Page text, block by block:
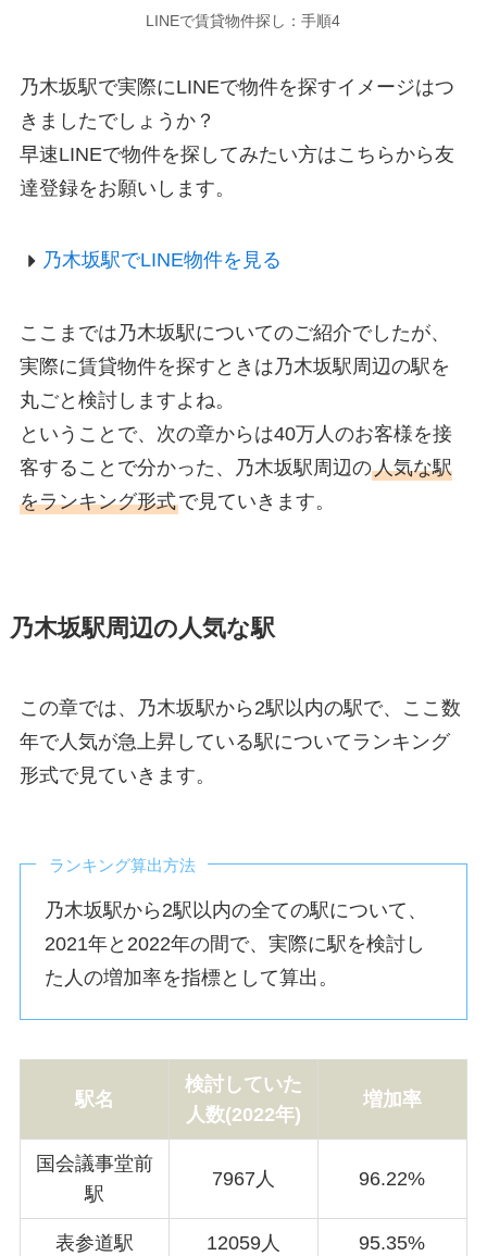
LINEで賃貸物件探し：手順4
乃木坂駅で実際にLINEで物件を探すイメージはつ
きましたでしょうか？
早速LINEで物件を探してみたい方はこちらから友
達登録をお願いします。
乃木坂駅でLINE物件を見る
ここまでは乃木坂駅についてのご紹介でしたが、
実際に賃貸物件を探すときは乃木坂駅周辺の駅を
丸ごと検討しますよね。
ということで、次の章からは40万人のお客様を接
客することで分かった、乃木坂駅周辺の人気な駅
をランキング形式で見ていきます。
乃木坂駅周辺の人気な駅
この章では、乃木坂駅から2駅以内の駅で、ここ数
年で人気が急上昇している駅についてランキング
形式で見ていきます。
ランキング算出方法
乃木坂駅から2駅以内の全ての駅について、
2021年と2022年の間で、実際に駅を検討し
た人の増加率を指標として算出。
駅名
検討していた
人数(2022年)
増加率
国会議事堂前
駅
7967人 96.22%
表参道駅 12059人 95.35%